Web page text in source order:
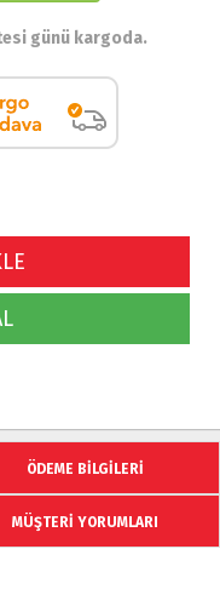
günü kargoda.
ÖDEME BİLGİLERİ
MÜŞTERİ YORUMLARI